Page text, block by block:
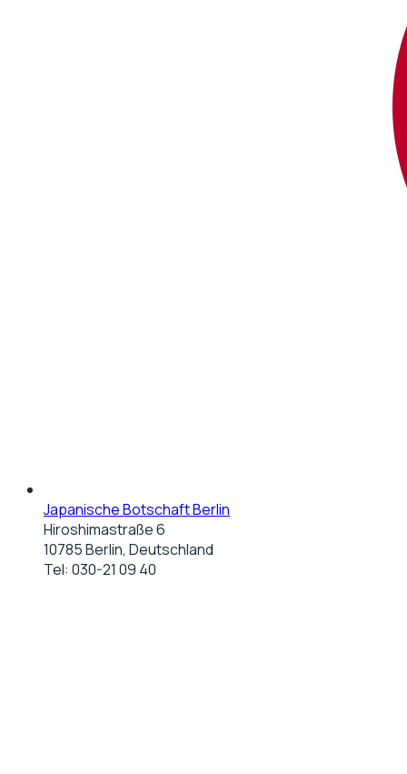
Japanische Botschaft Berlin
Hiroshimastraße 6
10785 Berlin, Deutschland
Tel: 030-21 09 40